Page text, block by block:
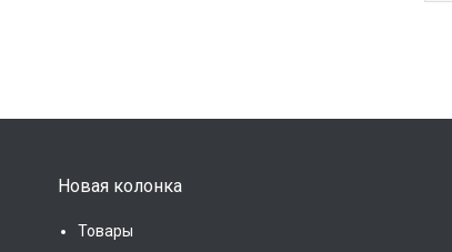
Новая колонка
Товары